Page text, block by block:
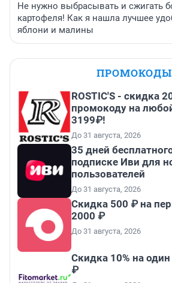
Не нужно выбрасывать и сжигать
картофеля! Как я нашла лучшее
яблони и малины
ПРОМОКОДЫ
ROSTIC'S - скидка
промокоду на
3199₽!
До 31 августа, 2026
35 дней
подписке Иви для
пользователей
До 31 августа, 2026
Скидка 500 ₽ на
2000 ₽
До 31 августа, 2026
Скидка 10% на
₽